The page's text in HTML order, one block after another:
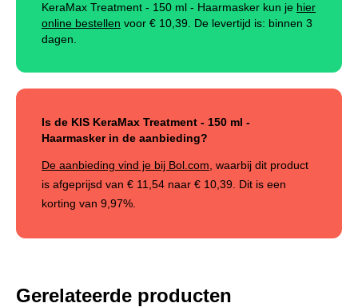
KeraMax Treatment - 150 ml - Haarmasker kun je hier
online bestellen voor € 10,39
De levertijd is: binnen 3
dagen.
Is de KIS KeraMax Treatment - 150 ml -
Haarmasker in de aanbieding?
De aanbieding vind je bij Bol.com , waarbij dit product
is afgeprijsd van € 11,54 naar € 10,39 . Dit is een
korting van 9,97%
Gerelateerde producten